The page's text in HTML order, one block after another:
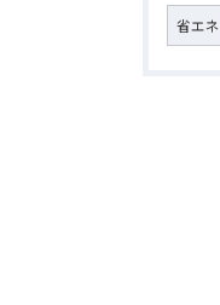
省エネ